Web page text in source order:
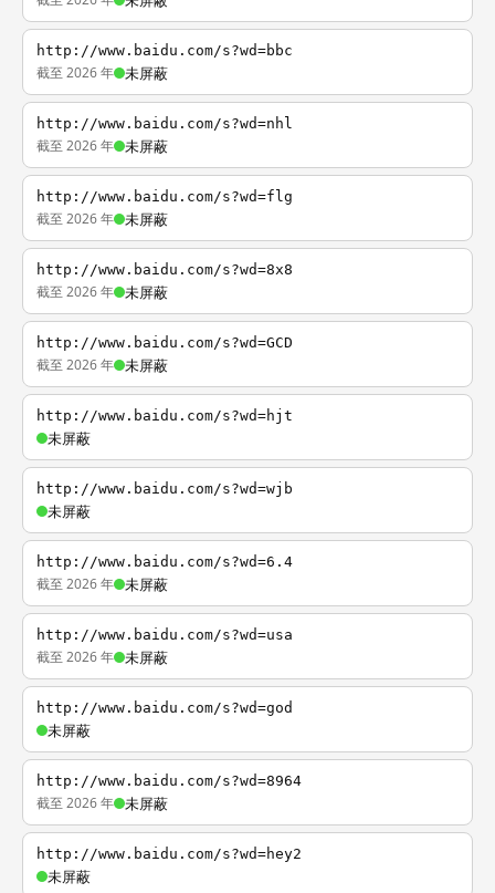
http://www.baidu.com/s?wd=bbc
截至 2026 年 未屏蔽
http://www.baidu.com/s?wd=nhl
截至 2026 年 未屏蔽
http://www.baidu.com/s?wd=flg
截至 2026 年 未屏蔽
http://www.baidu.com/s?wd=8x8
截至 2026 年 未屏蔽
http://www.baidu.com/s?wd=GCD
截至 2026 年 未屏蔽
http://www.baidu.com/s?wd=hjt
未屏蔽
http://www.baidu.com/s?wd=wjb
未屏蔽
http://www.baidu.com/s?wd=6.4
截至 2026 年 未屏蔽
http://www.baidu.com/s?wd=usa
截至 2026 年 未屏蔽
http://www.baidu.com/s?wd=god
未屏蔽
http://www.baidu.com/s?wd=8964
截至 2026 年 未屏蔽
http://www.baidu.com/s?wd=hey2
未屏蔽